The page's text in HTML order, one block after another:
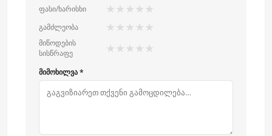
ფასი/ხარისხი
★ ★ ★ ★ ★
გამძლეობა ★ ★ ★ ★ ★
მიწოდების
სისწრაფე
★ ★ ★ ★ ★
მიმოხილვა *